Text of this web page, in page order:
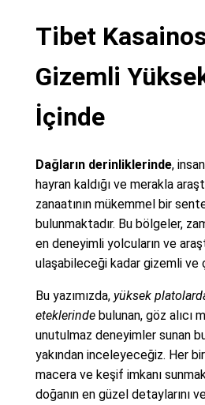
Tibet
Gizemli
İçinde
Dağların derinliklerinde,
hayran kaldığı ve merakla
zanaatının mükemmel bir
bulunmaktadır. Bu bölgeler,
en deneyimli yolcuların ve
ulaşabileceği kadar gizemli ve
Bu yazımızda, yüksek
eteklerindebulunan, göz alıcı
unutulmaz deneyimler sunan
yakından inceleyeceğiz. Her
macera ve keşif imkanı
doğanın en güzel detaylarını